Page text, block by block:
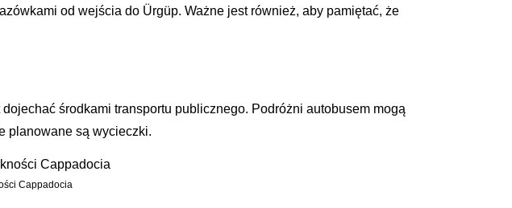
od wejścia do Ürgüp. Ważne jest również, aby pamiętać, że
środkami transportu publicznego. Podróżni autobusem mogą
planowane są wycieczki.
Cappadocia